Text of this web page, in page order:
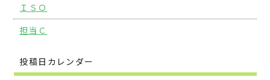
ＩＳＯ
担当Ｃ
投稿日カレンダー